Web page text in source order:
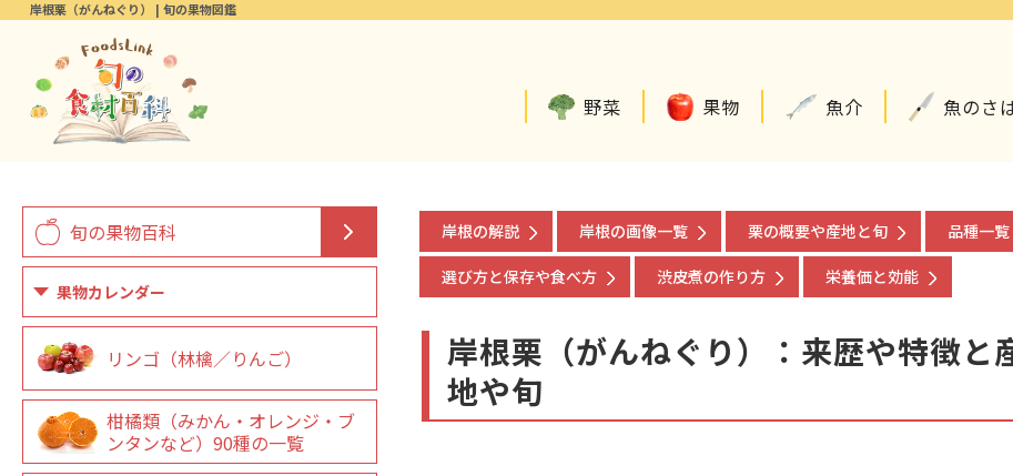
岸根栗（がんねぐり） | 旬の果物図鑑
野菜 果物 魚介 魚のさ
岸根の解説 岸根の画像一覧 栗の概要や産地と旬 品種一覧
選び方と保存や食べ方 渋皮煮の作り方 栄養価と効能
岸根栗（がんねぐり）：来歴や特徴と
地や旬
旬の果物百科
果物カレンダー
リンゴ（林檎／りんご）
柑橘類（みかん・オレンジ・ブ
ンタンなど）90種の一覧